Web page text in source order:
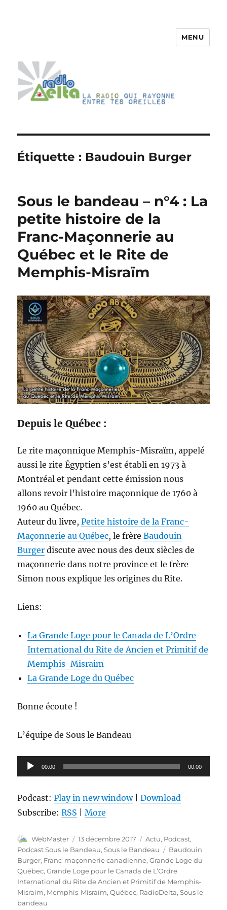
MENU
Étiquette : Baudouin Burger
Sous le bandeau – n°4 : La
petite histoire de la
Franc-Maçonnerie au
Québec et le Rite de
Memphis-Misraïm
Depuis le Québec :
Le rite maçonnique Memphis-Misraïm, appelé
aussi le rite Égyptien s’est établi en 1973 à
Montréal et pendant cette émission nous
allons revoir l’histoire maçonnique de 1760 à
1960 au Québec.
Auteur du livre,Petite histoire de la Franc-
Maçonnerie au Québec, le frèreBaudouin
Burger discute avec nous des deux siècles de
maçonnerie dans notre province et le frère
Simon nous explique les origines du Rite.
Liens:
La Grande Loge pour le Canada de L’Ordre
International du Rite de Ancien et Primitif de
Memphis-Misraim
La Grande Loge du Québec
Bonne écoute !
L’équipe de Sous le Bandeau
Lecteur
audio
00:00 00:00
Podcast:Play in new window|Download
Subscribe:RSS |More
Auteur
WebMaster
Publié
le
13 décembre 2017 Catégories
Actu, Podcast,
Podcast Sous le Bandeau,Sous le Bandeau Étiquettes
Baudouin
Burger, Franc-maçonnerie canadienne,Grande Loge du
Québec,Grande Loge pour le Canada de L’Ordre
International du Rite de Ancien et Primitif de Memphis-
Misraim, Memphis-Misraïm,Québec, RadioDelta,Sous le
bandeau